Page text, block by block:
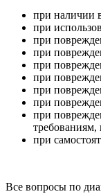
при наличии
при
при
при
при
при
при
при
при
требованиям,
при
Все вопросы по